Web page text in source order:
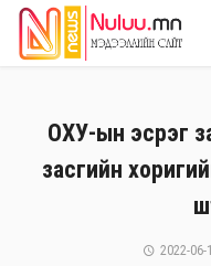
ОХУ-ын эсрэг
засгийн
2022-06-